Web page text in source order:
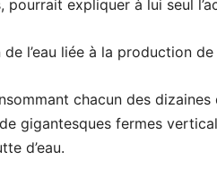
pourrait expliquer à lui seul
l’eau liée à la production
chacun des
gigantesques fermes
d’eau.